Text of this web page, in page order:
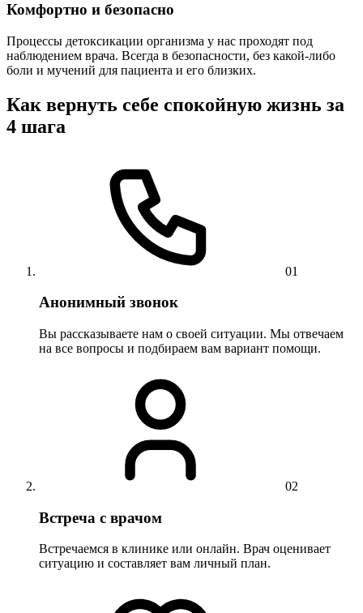
Комфортно и безопасно
Процессы детоксикации организма у нас проходят под
наблюдением врача. Всегда в безопасности, без какой-либо
боли и мучений для пациента и его близких.
Как вернуть себе спокойную жизнь за
4 шага
01
Анонимный звонок
Вы рассказываете нам о своей ситуации. Мы отвечаем
на все вопросы и подбираем вам вариант помощи.
02
Встреча с врачом
Встречаемся в клинике или онлайн. Врач оценивает
ситуацию и составляет вам личный план.